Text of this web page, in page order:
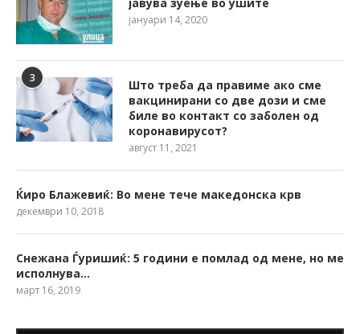
јануари 14, 2020
3
Што треба да правиме ако сме
вакцинирани со две дози и сме
биле во контакт со заболен од
коронавирусот?
август 11, 2021
Ќиро Блажевиќ: Во мене тече македонска крв
декември 10, 2018
Снежана Ѓуришиќ: 5 години е помлад од мене, но ме
исполнува…
март 16, 2019